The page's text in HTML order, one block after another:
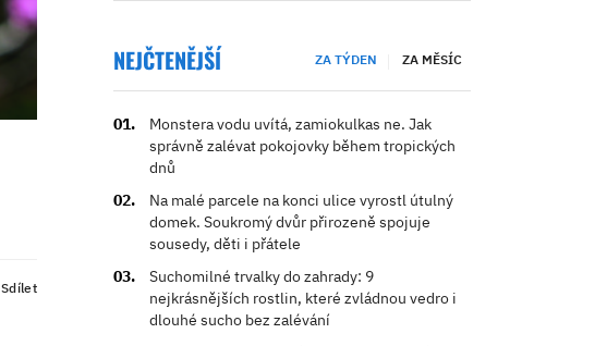
Sdílet
NEJČTENĚJŠÍ ZA TÝDEN ZA MĚSÍC
Monstera vodu uvítá, zamiokulkas ne. Jak
správně zalévat pokojovky během tropických
dnů
Na malé parcele na konci ulice vyrostl útulný
domek. Soukromý dvůr přirozeně spojuje
sousedy, děti i přátele
Suchomilné trvalky do zahrady: 9
nejkrásnějších rostlin, které zvládnou vedro i
dlouhé sucho bez zalévání